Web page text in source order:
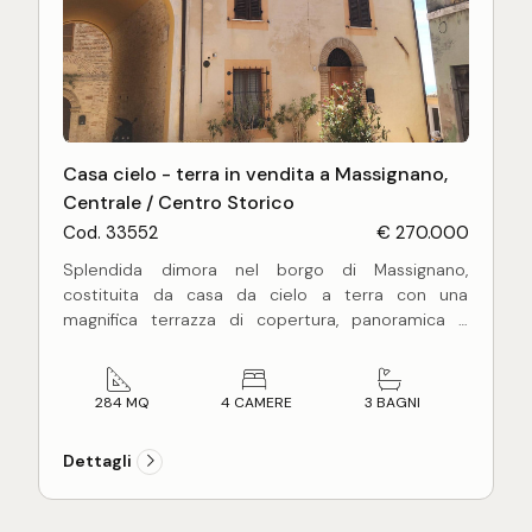
gode di un panorama incantevole che va dal mare
alle montagne.
- POSSIBILITA' DI ACQUISTARE ULTERIORE TERRENO
(fino a 11.000 mq.)
Casa cielo - terra in vendita a Massignano,
Centrale / Centro Storico
Cod. 33552 € 270.000
Splendida dimora nel borgo di Massignano,
costituita da casa da cielo a terra con una
magnifica terrazza di copertura, panoramica a
circostanti e sul mare.
L'abitazione è articolata su quattro livelli,
284 circa oltre terrazzo di mq 35, è costituita da:
- piano seminterrato di mq 71  stanza multiusi di
mq 29 circa (lavanderia, taverna), ampio locale
284 MQ 4 CAMERE 3 BAGNI
Dettagli